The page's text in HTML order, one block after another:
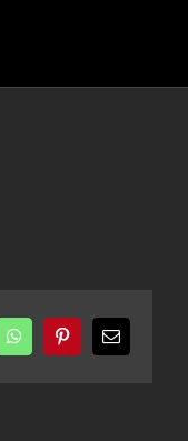
WhatsAppPinterestEmail